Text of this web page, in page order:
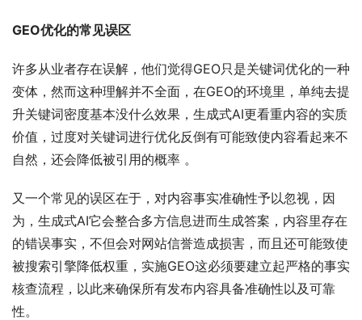
GEO优化的常见误区
许多从业者存在误解，他们觉得GEO只是关键词优化的一种
变体，然而这种理解并不全面，在GEO的环境里，单纯去提
升关键词密度基本没什么效果，生成式AI更看重内容的实质
价值，过度对关键词进行优化反倒有可能致使内容看起来不
自然，还会降低被引用的概率 。
又一个常见的误区在于，对内容事实准确性予以忽视，因
为，生成式AI它会整合多方信息进而生成答案，内容里存在
的错误事实，不但会对网站信誉造成损害，而且还可能致使
被搜索引擎降低权重，实施GEO这必须要建立起严格的事实
核查流程，以此来确保所有发布内容具备准确性以及可靠
性。